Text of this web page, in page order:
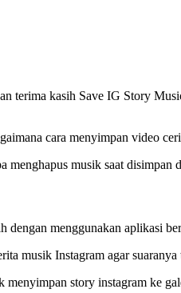
terima kasih Save IG Story
cara menyimpan video
menghapus musik saat disimpan
menggunakan aplikasi
musik Instagram agar
menyimpan story instagram ke